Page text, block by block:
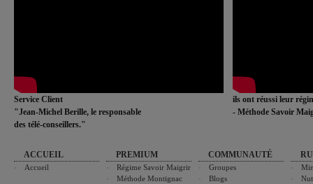
Service Client
"Jean-Michel Berille, le responsable
des télé-conseillers."
ils ont réussi leur
- Méthode Savoir
ACCUEIL
Accueil
PREMIUM
Régime Savoir Maigrir
Méthode Montignac
COMMUNAUTÉ
Groupes
Blogs